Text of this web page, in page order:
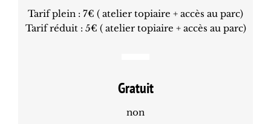
Tarif plein : 7€ ( atelier topiaire + accès au parc)
Tarif réduit : 5€ ( atelier topiaire + accès au parc)
Gratuit
non